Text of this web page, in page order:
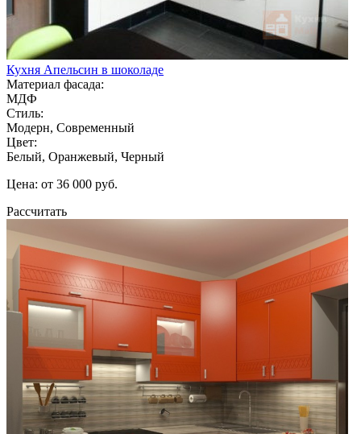
Кухня Апельсин в шоколаде
Материал фасада:
МДФ
Стиль:
Модерн, Современный
Цвет:
Белый, Оранжевый, Черный
Цена: от 36 000 руб.
Рассчитать